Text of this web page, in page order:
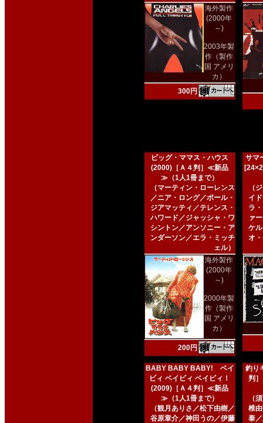
海外製作
(2000年
～)
2003年製
作（製作
国 アメリ
カ）
300円
ビッグ・ママス・ハウス
(2000)［Ａ４判］≪新品
≫（1人1冊まで）
（マーティン・ローレンス
／ニア・ロング／ポール・
ジアマッティ／テレンス・
ハワード／ジャッシャ・ワ
シントン／アンソニー・ア
ンダーソン／エラ・ミッチ
ェル）
海外製作
(2000年
～)
2000年製
作（製作
国 アメリ
カ）
200円
サマ
（
イ
ラ
ァ
ケ
オ
BABY BABY BABY! ベイ
ビィ ベイビィ ベイビィ！
(2009)［Ａ４判］≪新品
≫（1人1冊まで）
（観月ありさ／松下由樹／
谷原章介／神田うの／伊藤
釣り
判
（
椎
泰